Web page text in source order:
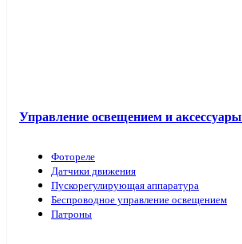
Управление освещением и аксессуары
Фотореле
Датчики движения
Пускорегулирующая аппаратура
Беспроводное управление освещением
Патроны